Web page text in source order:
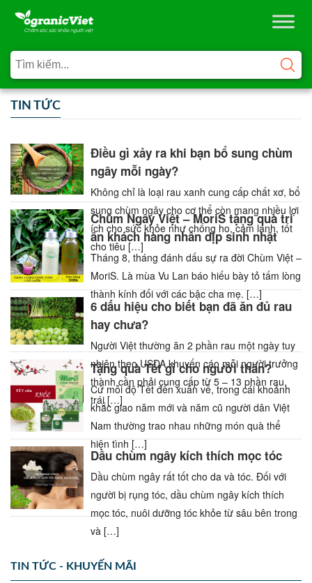
TIN TỨC
Điều gì xảy ra khi bạn bổ sung chùm
ngây mỗi ngày?
Không chỉ là loại rau xanh cung cấp chất xơ, bổ
sung chùm ngây cho cơ thể còn mang nhiều lợi
ích cho sức khỏe như chống ho, cảm lạnh, tốt
cho tiêu […]
Chùm Ngây Việt – MoriS tặng quà tri
ân khách hàng nhân dịp sinh nhật
Tháng 8, tháng đánh dấu sự ra đời Chùm Việt –
MoriS. Là mùa Vu Lan báo hiếu bày tỏ tấm lòng
thành kính đối với các bậc cha mẹ. […]
6 dấu hiệu cho biết bạn đã ăn đủ rau
hay chưa?
Người Việt thường ăn 2 phần rau một ngày tuy
nhiên theo USDA khuyến cáo mỗi người trưởng
thành cần phải cung cấp từ 5 – 13 phần rau,
trái […]
Tặng quà Tết gì cho người thân?
Cứ mỗi độ Tết đến xuân về, trong cái khoảnh
khắc giao năm mới và năm cũ người dân Việt
Nam thường trao nhau những món quà thể
hiện tình […]
Dầu chùm ngây kích thích mọc tóc
Dầu chùm ngây rất tốt cho da và tóc. Đối với
người bị rụng tóc, dầu chùm ngây kích thích
mọc tóc, nuôi dưỡng tóc khỏe từ sâu bên trong
và […]
TIN TỨC - KHUYẾN MÃI